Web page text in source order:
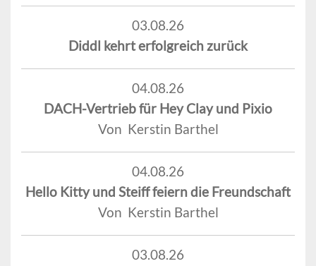
03.08.26
Diddl kehrt erfolgreich zurück
04.08.26
DACH-Vertrieb für Hey Clay und Pixio
Von Kerstin Barthel
04.08.26
Hello Kitty und Steiff feiern die Freundschaft
Von Kerstin Barthel
03.08.26